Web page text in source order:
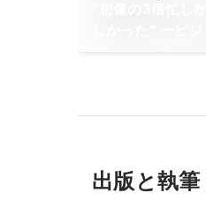
出版と執筆